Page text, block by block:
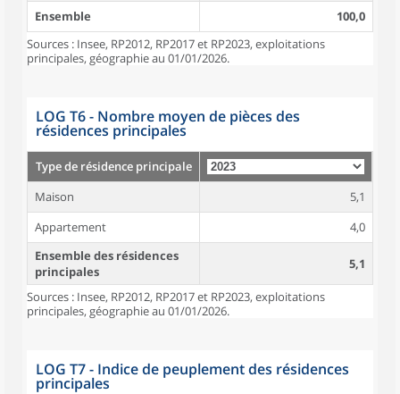
Ensemble
100,0
Sources : Insee, RP2012, RP2017 et RP2023, exploitations
principales, géographie au 01/01/2026.
LOG T6 - Nombre moyen de pièces des
résidences principales
Type de résidence principale
Maison
5,1
Appartement
4,0
Ensemble des résidences
principales
5,1
Sources : Insee, RP2012, RP2017 et RP2023, exploitations
principales, géographie au 01/01/2026.
LOG T7 - Indice de peuplement des résidences
principales